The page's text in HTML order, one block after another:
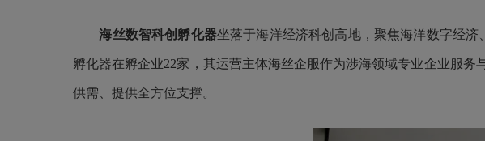
海丝数智科创孵化器坐落于海洋经济科创高地，聚焦海洋数字经
孵化器在孵企业22家，其运营主体海丝企服作为涉海领域专业企业服
供需、提供全方位支撑。